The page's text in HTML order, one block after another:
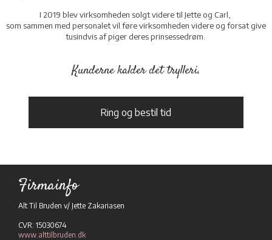
I 2019 blev virksomheden solgt videre til Jette og Carl,
som sammen med personalet vil føre virksomheden videre og forsat give
tusindvis af piger deres prinsessedrøm.
Kunderne kalder det trylleri.
Ring og bestil tid​
Firmainfo
Alt Til Bruden v/ Jette Zakariasen
CVR: 15030674
www.alttilbruden.dk